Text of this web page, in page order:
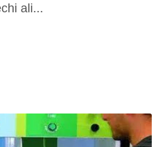
ali...